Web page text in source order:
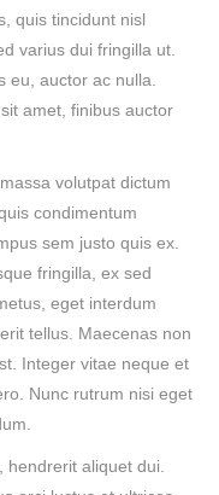
quis tincidunt nisl
varius dui fringilla ut.
eu, auctor ac nulla.
amet, finibus auctor
volutpat dictum
condimentum
sem justo quis ex.
fringilla, ex sed
eget interdum
tellus. Maecenas non
Integer vitae neque et
Nunc rutrum nisi eget
aliquet dui.